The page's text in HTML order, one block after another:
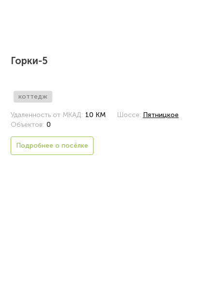
Горки-5
коттедж
Удаленность от МКАД: 10 КМ Шоссе: Пятницкое
Объектов: 0
Подробнее о посёлке